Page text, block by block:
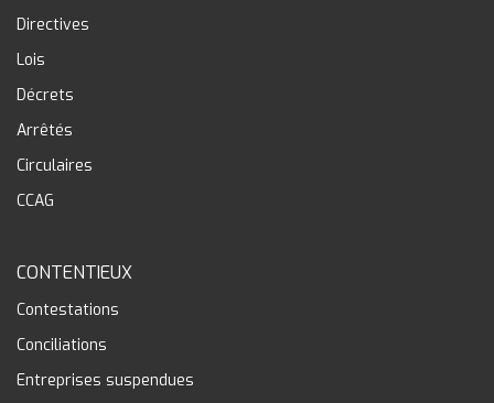
Directives
Lois
Décrets
Arrêtés
Circulaires
CCAG
CONTENTIEUX
Contestations
Conciliations
Entreprises suspendues